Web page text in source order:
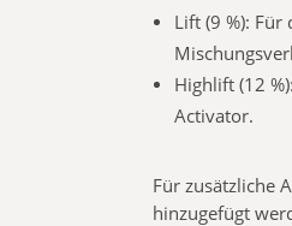
Lift (9 %):
Highlift (12
Activator.
Für zusätzliche
hinzugefügt